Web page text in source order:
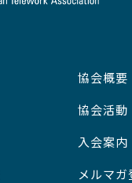
協会概要
協会活動
入会案内
メルマガ